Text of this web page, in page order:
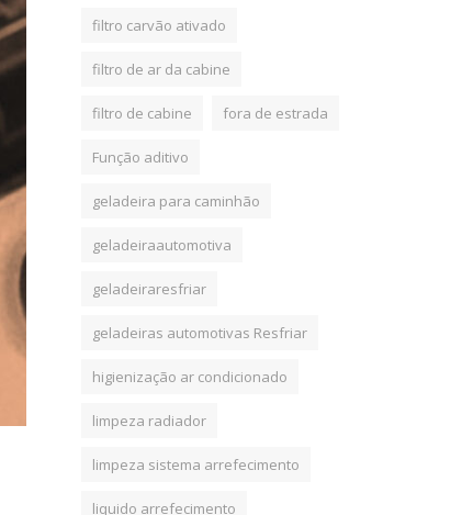
filtro carvão ativado
filtro de ar da cabine
filtro de cabine fora de estrada
Função aditivo
geladeira para caminhão
geladeiraautomotiva
geladeiraresfriar
geladeiras automotivas Resfriar
higienização ar condicionado
limpeza radiador
limpeza sistema arrefecimento
liquido arrefecimento